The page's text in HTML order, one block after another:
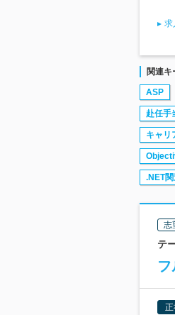
求
関連キ
ASP
赴任手
キャリ
.NET関
志
テ
正